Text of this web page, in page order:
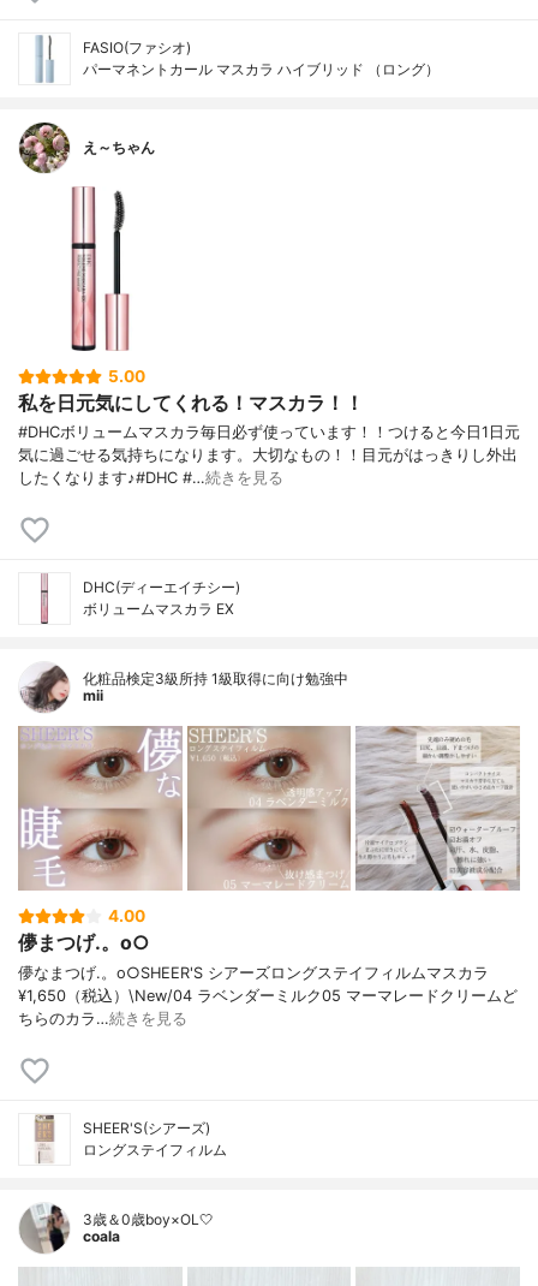
FASIO(ファシオ)
パーマネントカール マスカラ ハイブリッド （ロング）
え～ちゃん
5.00
私を日元気にしてくれる！マスカラ！！
#DHCボリュームマスカラ毎日必ず使っています！！つけると今日1日元
気に過ごせる気持ちになります。大切なもの！！目元がはっきりし外出
したくなります♪#DHC #…続きを見る
DHC(ディーエイチシー)
ボリュームマスカラ EX
化粧品検定3級所持 1級取得に向け勉強中
mii
4.00
儚まつげ.。o○
儚なまつげ.。o○SHEER'S シアーズロングステイフィルムマスカラ
¥1,650（税込）\New/04 ラベンダーミルク05 マーマレードクリームど
ちらのカラ…続きを見る
SHEER'S(シアーズ)
ロングステイフィルム
3歳＆0歳boy×OL🤍
coala